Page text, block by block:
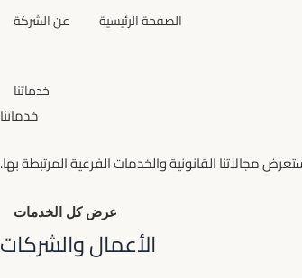
الصفحة الرئيسية عن الشركة
خدماتنا
خدماتنا
مجالاتنا القانونية والخدمات الفرعية المرتبطة بها.
عرض كل الخدمات
الأعمال والشركات